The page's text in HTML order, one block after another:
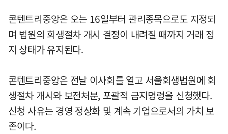
콘텐트리중앙은 오는 16일부터 관리종목으로도 지정되
며 법원의 회생절차 개시 결정이 내려질 때까지 거래 정
지 상태가 유지된다.
콘텐트리중앙은 전날 이사회를 열고 서울회생법원에 회
생절차 개시와 보전처분, 포괄적 금지명령을 신청했다.
신청 사유는 경영 정상화 및 계속 기업으로서의 가치 보
존이다.